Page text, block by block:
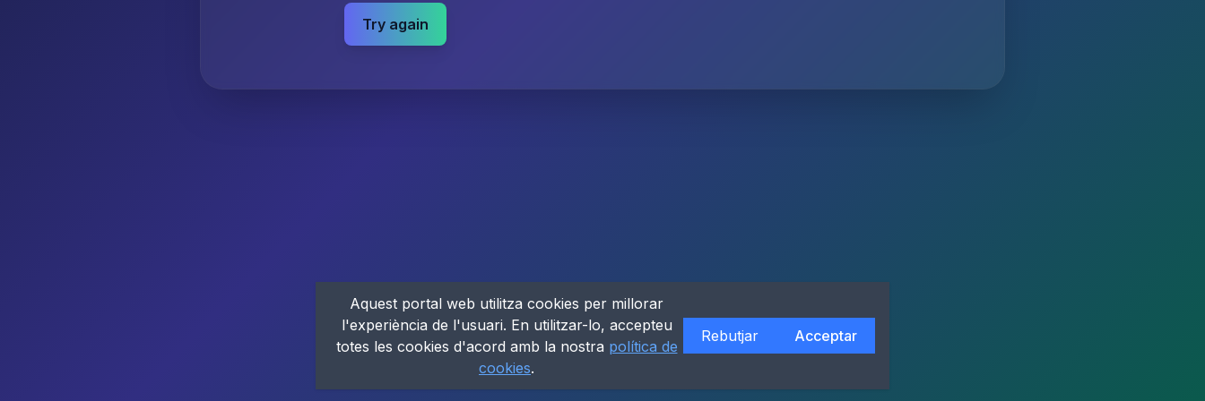
Try again
Aquest portal web utilitza cookies per millorar
l'experiència de l'usuari. En utilitzar-lo, accepteu
totes les cookies d'acord amb la nostra política de
cookies.
Rebutjar Acceptar